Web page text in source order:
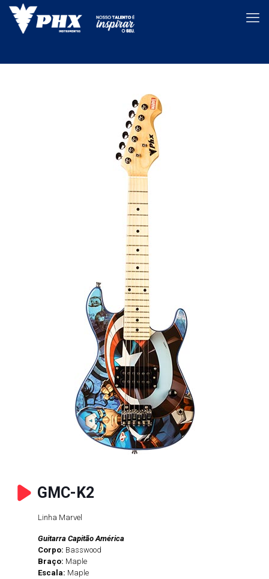
GMC-K2
Linha Marvel
Guitarra Capitão América
Corpo: Basswood
Braço: Maple
Escala: Maple